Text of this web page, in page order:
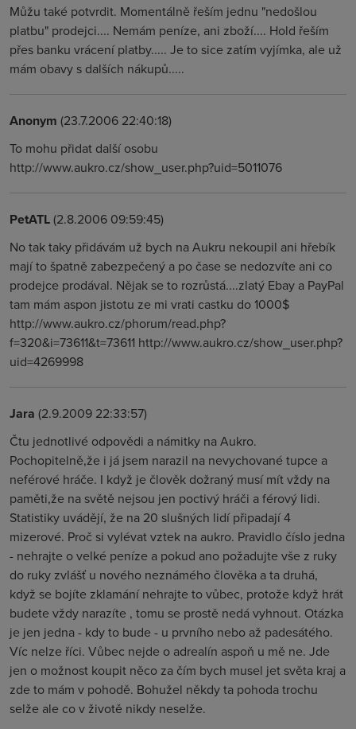
Můžu také potvrdit. Momentálně řeším jednu "nedošlou
platbu" prodejci.... Nemám peníze, ani zboží.... Hold řeším
přes banku vrácení platby..... Je to sice zatím vyjímka, ale už
mám obavy s dalších nákupů.....
Anonym (23.7.2006 22:40:18)
To mohu přidat další osobu
http://www.aukro.cz/show_user.php?uid=5011076
PetATL(2.8.2006 09:59:45)
No tak taky přidávám už bych na Aukru nekoupil ani hřebík
mají to špatně zabezpečený a po čase se nedozvíte ani co
prodejce prodával. Nějak se to rozrůstá....zlatý Ebay a PayPal
tam mám aspon jistotu ze mi vrati castku do 1000$
http://www.aukro.cz/phorum/read.php?
f=320&i=73611&t=73611 http://www.aukro.cz/show_user.php?
uid=4269998
Jara (2.9.2009 22:33:57)
Čtu jednotlivé odpovědi a námitky na Aukro.
Pochopitelně,že i já jsem narazil na nevychované tupce a
neférové hráče. I když je člověk dožraný musí mít vždy na
paměti,že na světě nejsou jen poctivý hráči a férový lidi.
Statistiky uvádějí, že na 20 slušných lidí připadají 4
mizerové. Proč si vylévat vztek na aukro. Pravidlo číslo jedna
- nehrajte o velké peníze a pokud ano požadujte vše z ruky
do ruky zvlášť u nového neznámého člověka a ta druhá,
když se bojíte zklamání nehrajte to vůbec, protože když hrát
budete vždy narazíte , tomu se prostě nedá vyhnout. Otázka
je jen jedna - kdy to bude - u prvního nebo až padesátého.
Víc nelze říci. Vůbec nejde o adrealín aspoň u mě ne. Jde
jen o možnost koupit něco za čím bych musel jet světa kraj a
zde to mám v pohodě. Bohužel někdy ta pohoda trochu
selže ale co v životě nikdy neselže.